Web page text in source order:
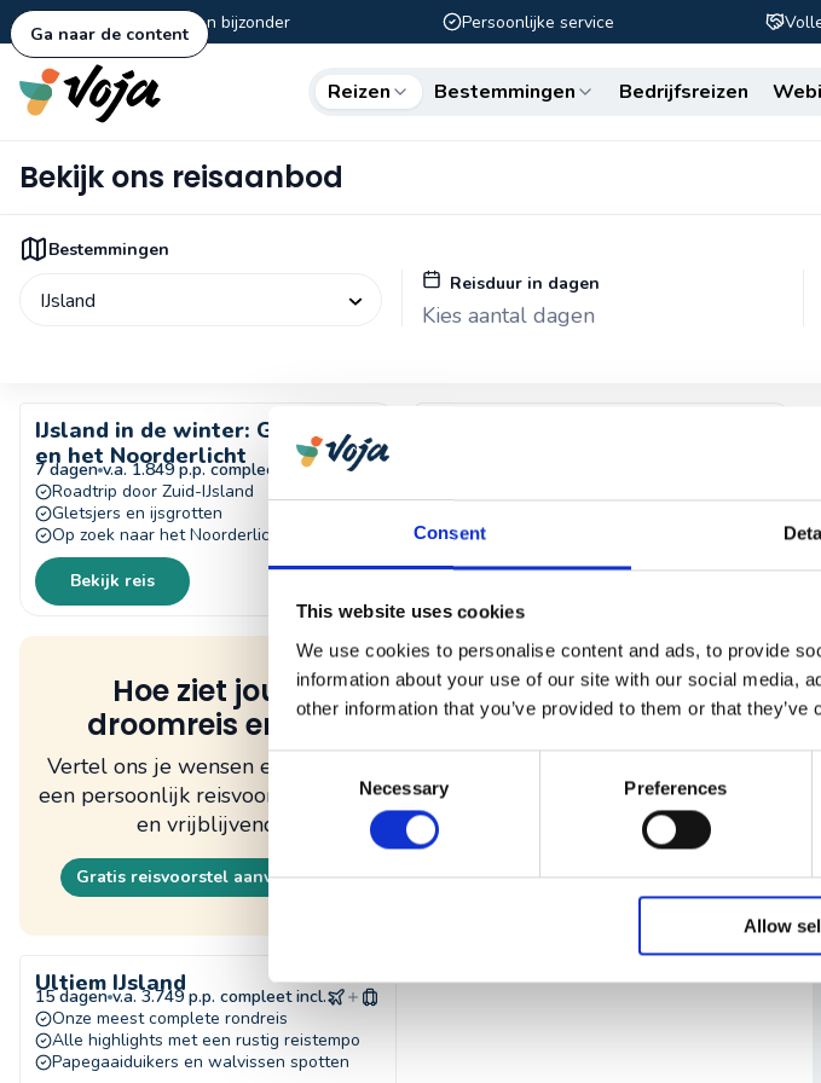
Consent
This website uses cookies
We use cookies to personalise content and ads, to provide
information about your use of our site with our social media,
other information that you’ve provided to them or that
Consent
Selection
Necessary Preferences
Allow
Ga naar de content
Authentiek en bijzonder Persoonlijke service
Reizen Bestemmingen Bedrijfsreizen
Bekijk ons reisaanbod
Bestemmingen
Bestemmingen
IJsland
Reisduur in dagen
Kies aantal dagen
IJsland in de winter: Gletsjers
en het Noorderlicht
7 dagen v.a. 1.849 p.p. compleet incl.
Roadtrip door Zuid-IJsland
Gletsjers en ijsgrotten
Op zoek naar het Noorderlicht
Bekijk reis
Nationale park Snaefellsnes
Hoe ziet jouw
droomreis eruit?
Vertel ons je wensen en ontvang
een persoonlijk reisvoorstel. Gratis
en vrijblijvend.
Gratis reisvoorstel aanvragen
Ongerept IJsland in de zomer
13 dagen v.a. 3.749 p.p. compleet incl.
Avontuurlijke rondreis
Van de Westfjorden naar warmwaterbronnen
Ultiem IJsland
15 dagen v.a. 3.749 p.p. compleet incl.
Onze meest complete rondreis
Alle highlights met een rustig reistempo
Papegaaiduikers en walvissen spotten